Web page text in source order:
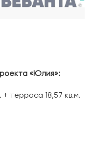
«Юлия»:
+ терраса 18,57 кв.м.